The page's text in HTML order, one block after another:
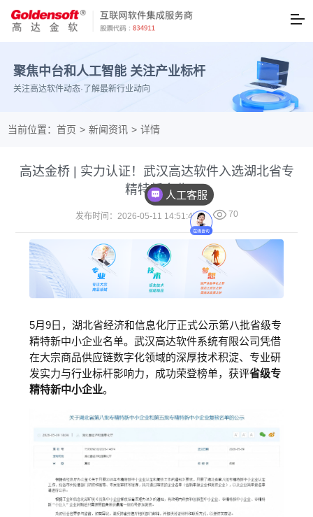
聚焦中台和人工智能 关注产业标杆
关注高达软件动态·了解最新行业动向
当前位置：首页 > 新闻资讯 > 详情
高达金桥 | 实力认证！武汉高达软件入选湖北省专
精特新企业
发布时间：2026-05-11 14:51:47  70
5月9日，湖北省经济和信息化厅正式公示第八批省级专
精特新中小企业名单。武汉高达软件系统有限公司凭借
在大宗商品供应链数字化领域的深厚技术积淀、专业研
发实力与行业标杆影响力，成功荣登榜单， 获评省级专
精特新中小企业。
人工客服